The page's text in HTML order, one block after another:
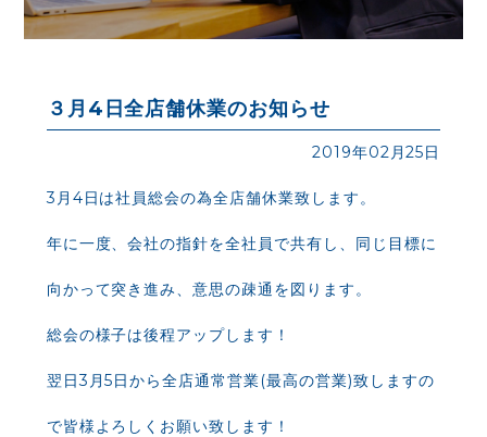
３月4日全店舗休業のお知らせ
2019年02月25日
3月4日は社員総会の為全店舗休業致します。
年に一度、会社の指針を全社員で共有し、同じ目標に
向かって突き進み、意思の疎通を図ります。
総会の様子は後程アップします！
翌日3月5日から全店通常営業(最高の営業)致しますの
で皆様よろしくお願い致します！